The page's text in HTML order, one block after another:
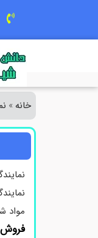
خانه »
مواد
فروش